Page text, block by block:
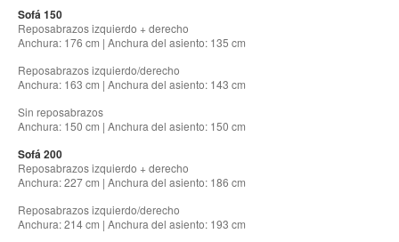
Sofá 150
Reposabrazos izquierdo + derecho
Anchura: 176 cm | Anchura del asiento: 135 cm
Reposabrazos izquierdo/derecho
Anchura: 163 cm | Anchura del asiento: 143 cm
Sin reposabrazos
Anchura: 150 cm | Anchura del asiento: 150 cm
Sofá 200
Reposabrazos izquierdo + derecho
Anchura: 227 cm | Anchura del asiento: 186 cm
Reposabrazos izquierdo/derecho
Anchura: 214 cm | Anchura del asiento: 193 cm